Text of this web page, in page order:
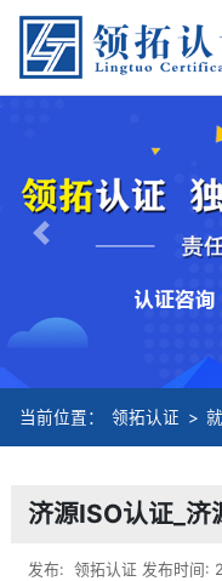
Previous
当前位置： 领拓认证 >
济源ISO认证_
发布: 领拓认证 发布时间: